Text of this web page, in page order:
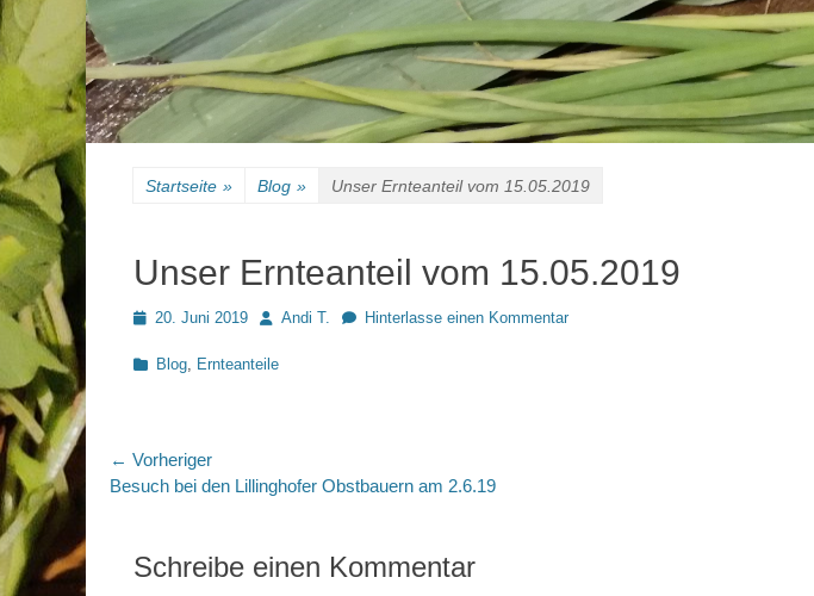
Startseite » Blog » Unser Ernteanteil vom 15.05.2019
Unser Ernteanteil vom 15.05.2019
Posted20. Juni 2019 AutorAndi T. Hinterlasse einen Kommentar
Kategorien
Blog, Ernteanteile
Beitragsnavigation
← Vorheriger
Vorheriger
Besuch bei den Lillinghofer Obstbauern am 2.6.19
Schreibe einen Kommentar